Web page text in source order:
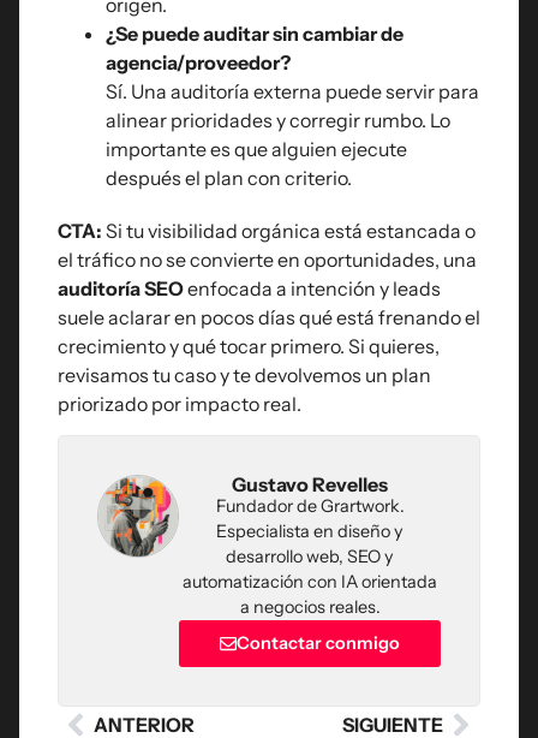
¿Se puede auditar sin cambiar de
agencia/proveedor?
Sí. Una auditoría externa puede servir para
alinear prioridades y corregir rumbo. Lo
importante es que alguien ejecute
después el plan con criterio.
CTA: Si tu visibilidad orgánica está estancada o
el tráfico no se convierte en oportunidades, una
auditoría SEOenfocada a intención y leads
suele aclarar en pocos días qué está frenando el
crecimiento y qué tocar primero. Si quieres,
revisamos tu caso y te devolvemos un plan
priorizado por impacto real.
Gustavo Revelles
Fundador de Grartwork.
Especialista en diseño y
desarrollo web, SEO y
automatización con IA orientada
a negocios reales.
Contactar conmigo
ANTERIOR
SIGUIENTE